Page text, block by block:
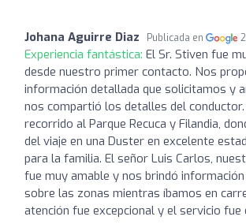
Johana Aguirre Diaz Publicada en
Experiencia fantástica: El Sr. Stiven fue
desde nuestro primer contacto. Nos
información detallada que solicitamos y
nos compartió los detalles del conductor.
recorrido al Parque Recuca y Filandia,
del viaje en una Duster en excelente
para la familia. El señor Luis Carlos,
fue muy amable y nos brindó
sobre las zonas mientras íbamos en
atención fue excepcional y el servicio fue